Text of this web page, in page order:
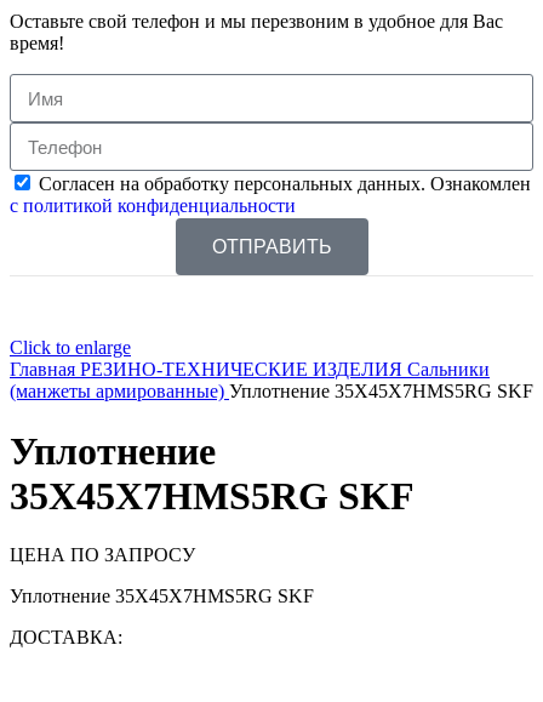
Оставьте свой телефон и мы перезвоним в удобное для Вас
время!
Согласен на обработку персональных данных. Ознакомлен
с политикой конфиденциальности
ОТПРАВИТЬ
Click to enlarge
Главная РЕЗИНО-ТЕХНИЧЕСКИЕ ИЗДЕЛИЯ Сальники
(манжеты армированные) Уплотнение 35X45X7HMS5RG SKF
Уплотнение
35X45X7HMS5RG SKF
ЦЕНА ПО ЗАПРОСУ
Уплотнение 35X45X7HMS5RG SKF
ДОСТАВКА: